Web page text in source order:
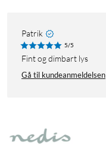
Patrik
5/5
Fint og dimbart lys
Gå til kundeanmeldelsen